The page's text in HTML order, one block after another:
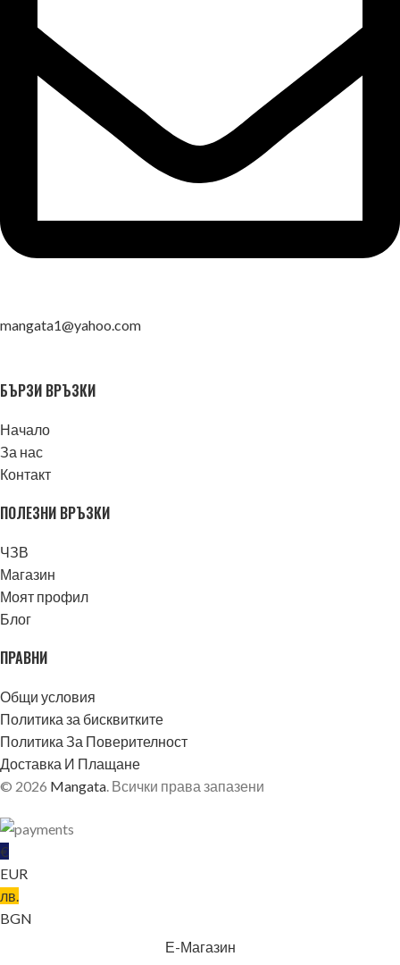
mangata1@yahoo.com
БЪРЗИ ВРЪЗКИ
Начало
За нас
Контакт
ПОЛЕЗНИ ВРЪЗКИ
ЧЗВ
Магазин
Моят профил
Блог
ПРАВНИ
Общи условия
Политика за бисквитките
Политика За Поверителност
Доставка И Плащане
© 2026 Mangata. Всички права запазени
€
EUR
лв.
BGN
Е-Магазин